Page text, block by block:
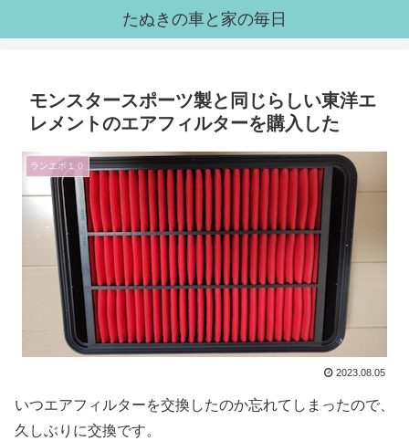
たぬきの車と家の毎日
モンスタースポーツ製と同じらしい東洋エ
レメントのエアフィルターを購入した
ランエボ１０
2023.08.05
いつエアフィルターを交換したのか忘れてしまったので、
久しぶりに交換です。